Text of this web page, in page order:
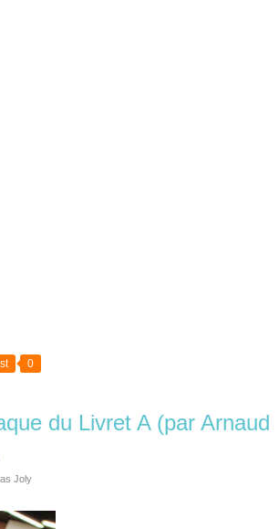
0
du Livret A (par Arnaud
Joly